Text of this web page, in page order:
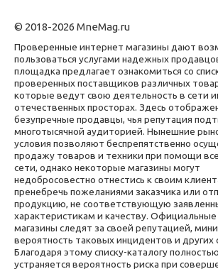
© 2018-2026 MneMag.ru
Проверенные интернет магазины дают
пользоваться услугами надежных
площадка предлагает ознакомиться со
проверенных поставщиков различных
которые ведут свою деятельность в сети
отечественных просторах. Здесь
безупречные продавцы, чья репутация
многотысячной аудиторией. Нынешние
условия позволяют беспрепятственно
продажу товаров и техники при помощи
сети, однако некоторые магазины могут
недобросовестно отнестись к своим
пренебречь пожеланиями заказчика или
продукцию, не соответствующую
характеристикам и качеству.
магазины следят за своей репутацией,
вероятность таковых инцидентов и других
Благодаря этому списку-каталогу полностью
устраняется вероятность риска при